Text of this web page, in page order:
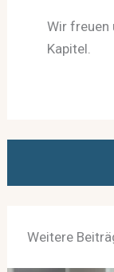
Wir freuen
Kapitel.
Weitere